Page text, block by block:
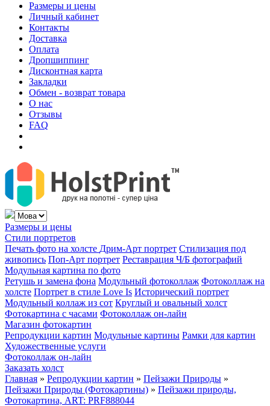
Размеры и цены
Личный кабинет
Контакты
Доставка
Оплата
Дропшиппинг
Дисконтная карта
Закладки
Обмен - возврат товара
О нас
Отзывы
FAQ
Размеры и цены
Стили портретов
Печать фото на холсте Дрим-Арт портрет Стилизация под
живопись Поп-Арт портрет Реставрация Ч/Б фотографий
Модульная картина по фото
Ретушь и замена фона Модульный фотоколлаж Фотоколлаж на
холсте Портрет в стиле Love Is Исторический портрет
Модульный коллаж из сот Круглый и овальный холст
Фотокартина с часами Фотоколлаж он-лайн
Магазин фотокартин
Репродукции картин Модульные картины Рамки для картин
Художественные услуги
Фотоколлаж он-лайн
Заказать холст
Главная » Репродукции картин » Пейзажи Природы »
Пейзажи Природы (Фотокартины) » Пейзажи природы,
Фотокартина, ART: PRF888044